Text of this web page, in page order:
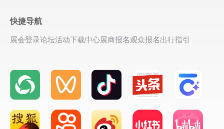
快捷导航
展会登录论坛活动下载中心展商报名观众报名出行指引